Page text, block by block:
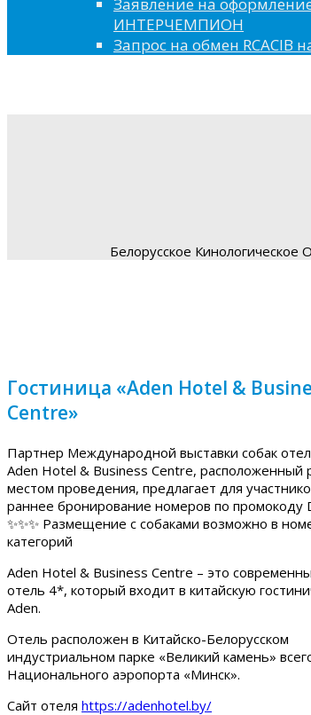
ИНТЕРЧЕМПИОН
Запрос на обмен RCACIB
Белорусское Кинологическое
Гостиница «Aden Hotel &
Centre»
Партнер Международной выставки собак
Aden Hotel & Business Centre, расположенный
местом проведения, предлагает для
раннее бронирование номеров по промокоду
✨✨✨ Размещение с собаками возможно в
категорий
Aden Hotel & Business Centre – это
отель 4*, который входит в китайскую
Aden.
Отель расположен в Китайско-Белорусском
индустриальном парке «Великий камень»
Национального аэропорта «Минск».
Сайт отеля https://adenhotel.by/